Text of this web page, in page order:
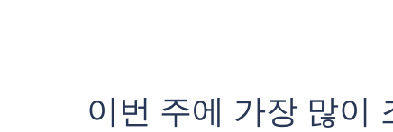
이번 주에 가장 많이